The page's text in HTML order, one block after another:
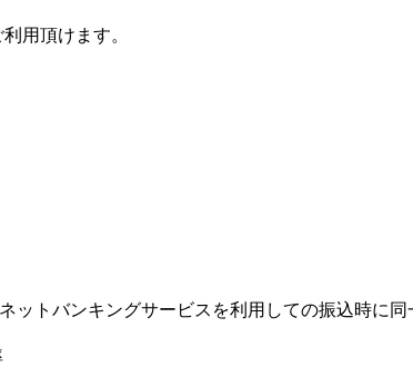
用頂けます。
トバンキングサービスを利用しての振込時に